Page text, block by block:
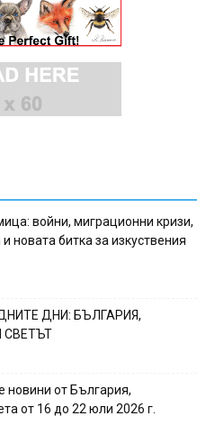
войни, миграционни кризи,
новата битка за изкуствения
ДНИ: БЪЛГАРИЯ,
СВЕТЪТ
новини от България,
от 16 до 22 юли 2026 г.